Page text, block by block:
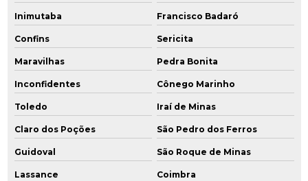
Inimutaba Francisco Badaró
Confins Sericita
Maravilhas Pedra Bonita
Inconfidentes Cônego Marinho
Toledo Iraí de Minas
Claro dos Poções São Pedro dos Ferros
Guidoval São Roque de Minas
Lassance Coimbra